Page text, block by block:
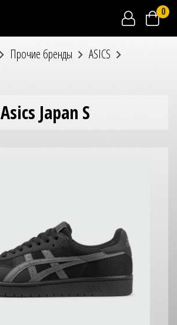
0
Прочие бренды
ASICS
Asics Japan S